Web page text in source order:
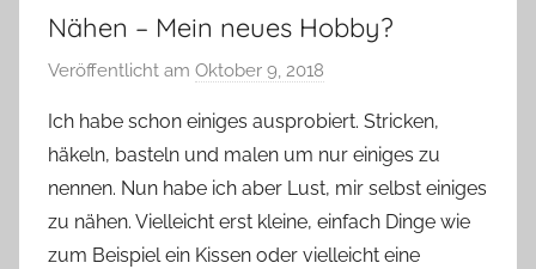
vielesNähen – Mein neues Hobby?
Veröffentlicht am Oktober 9, 2018
n
Y
v
o
n
Ich habe schon einiges ausprobiert. Stricken,
häkeln, basteln und malen um nur einiges zu
nennen. Nun habe ich aber Lust, mir selbst einiges
zu nähen. Vielleicht erst kleine, einfach Dinge wie
zum Beispiel ein Kissen oder vielleicht eine